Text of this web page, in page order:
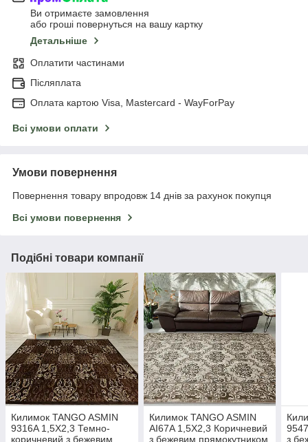
Ви отримаєте замовлення
або гроші повернуться на вашу картку
Детальніше
Оплатити частинами
Післяплата
Оплата картою Visa, Mastercard - WayForPay
Всі умови оплати
Умови повернення
Повернення товару впродовж 14 днів за рахунок покупця
Всі умови повернення
Подібні товари компанії
Килимок TANGO ASMIN
9316A 1,5Х2,3 Темно-
коричневий з бежевим
Килимок TANGO ASMIN
AI67A 1,5Х2,3 Коричневий
з бежевим прямокутником
з